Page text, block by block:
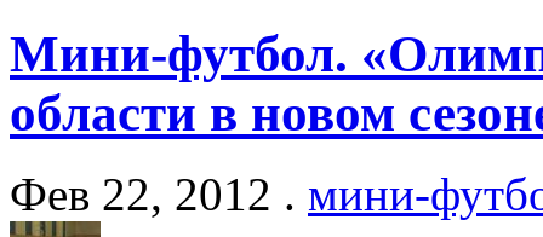
Мини-футбол.
области в новом
Фев 22, 2012 . мини-